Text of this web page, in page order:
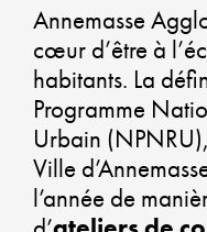
Annemasse
cœur d’être à
habitants. La
Programme
Urbain
Ville
l’année de